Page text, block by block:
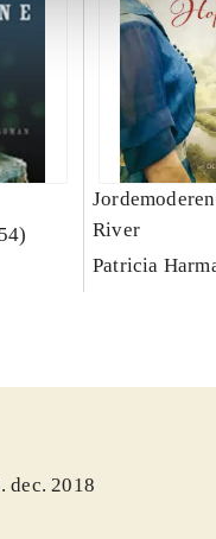
River
Patricia
dec. 2018